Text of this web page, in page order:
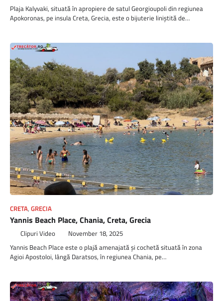
Plaja Kalyvaki, situată în apropiere de satul Georgioupoli din regiunea
Apokoronas, pe insula Creta, Grecia, este o bijuterie liniștită de…
CRETA, GRECIA
Yannis Beach Place, Chania, Creta, Grecia
Clipuri Video November 18, 2025
Yannis Beach Place este o plajă amenajată și cochetă situată în zona
Agioi Apostoloi, lângă Daratsos, în regiunea Chania, pe…